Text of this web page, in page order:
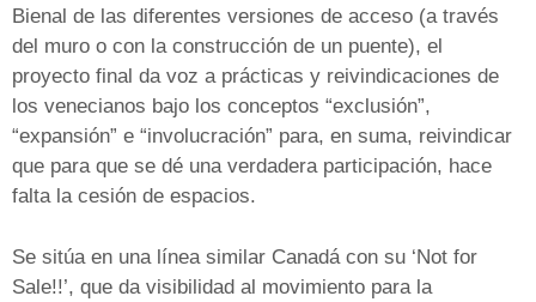
Bienal de las diferentes versiones de acceso (a través
del muro o con la construcción de un puente), el
proyecto final da voz a prácticas y reivindicaciones de
los venecianos bajo los conceptos “exclusión”,
“expansión” e “involucración” para, en suma, reivindicar
que para que se dé una verdadera participación, hace
falta la cesión de espacios.
Se sitúa en una línea similar Canadá con su ‘Not for
Sale!!’, que da visibilidad al movimiento para la